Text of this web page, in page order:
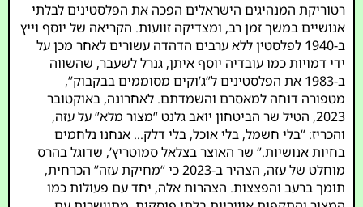
רטוריקת המנהיגים הישראלים הפכה את הפלסטינים לבלתי
אנושיים במשך זמן רב, ומצדיקה זוועות. הקריאה של יוסף וייץ
ב-1940 לפלסטין ללא ערבים הדהדה עשורים לאחר מכן על
ידי דמויות כמו עובדיה יוסף איתן, גנרל לשעבר, שהשווה
ב-1983 את הפלסטינים ל”ג’וקים מסוממים בבקבוק”,
מטפורה דוחה למאסרם והשמדתם. לאחרונה, באוקטובר
2023, הטיל שר הביטחון יואב גלנט “מצור מלא” על עזה,
והכריז: “בלי חשמל, בלי אוכל, בלי דלק… אנחנו נלחמים
בחיות אנושיות.” שר האוצר בצלאל סמוטריץ’, שדוגל בהרס
מוחלט של עזה, הצהיר ב-2023 כי “מחיקת עזה” הכרחית,
תומך ברעב והפצצות. הצהרות אלה, יחד עם פעולות כמו